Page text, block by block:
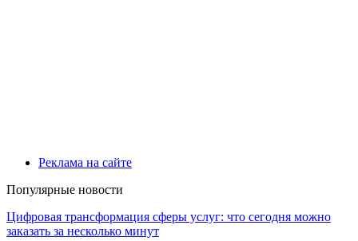
Реклама на сайте
Популярные новости
Цифровая трансформация сферы услуг: что сегодня можно
заказать за несколько минут